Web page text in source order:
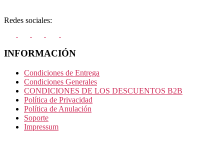
Redes sociales:
INFORMACIÓN
Condiciones de Entrega
Condiciones Generales
CONDICIONES DE LOS DESCUENTOS B2B
Política de Privacidad
Política de Anulación
Soporte
Impressum